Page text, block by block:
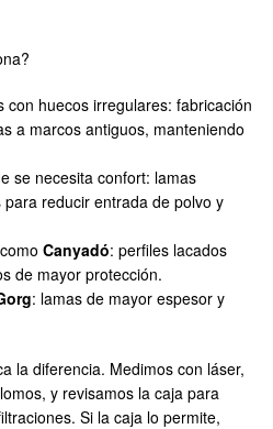
con huecos irregulares: fabricación
a marcos antiguos, manteniendo
se necesita confort: lamas
reducir entrada de polvo y
comoCanyadó: perfiles lacados
de mayor protección.
: lamas de mayor espesor y
la diferencia. Medimos con láser,
y revisamos la caja para
Si la caja lo permite,